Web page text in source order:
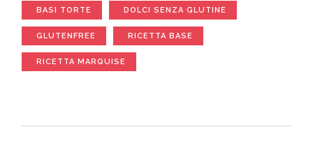
BASI TORTE DOLCI SENZA GLUTINE
GLUTENFREE RICETTA BASE
RICETTA MARQUISE